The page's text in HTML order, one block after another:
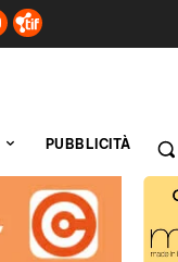
PUBBLICITÀ